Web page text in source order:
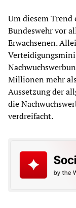
Um diesem
Bundeswehr vor
Erwachsenen.
Millionen mehr
Aussetzung der
die
verdreifacht.